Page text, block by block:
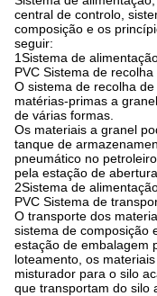
central de controlo,
composição e os
seguir:
1Sistema de
PVC Sistema de
O sistema de recolha
matérias-primas a
de várias formas.
Os materiais a granel
tanque de
pneumático no
pela estação de
2Sistema de
PVC Sistema de
O transporte dos
sistema de composição
estação de embalagem
loteamento, os
misturador para o silo
que transportam do silo